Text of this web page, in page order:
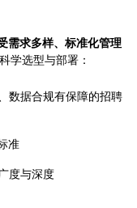
需求多样、标准化管理
学选型与部署：
数据合规有保障的招聘
准
度与深度